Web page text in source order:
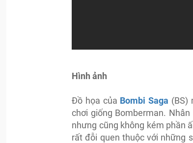
Hình ảnh
Đồ họa của Bombi Saga (BS)
chơi giống Bomberman.
nhưng cũng không kém phần
rất đỗi quen thuộc với những